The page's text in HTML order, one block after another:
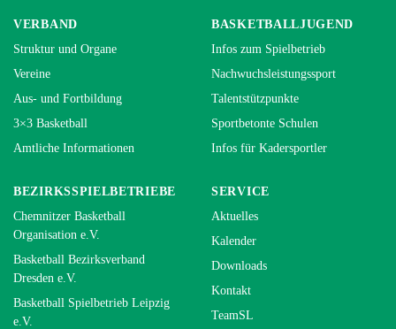
VERBAND
Struktur und Organe
Vereine
Aus- und Fortbildung
3×3 Basketball
Amtliche Informationen
BASKETBALLJUGEND
Infos zum Spielbetrieb
Nachwuchsleistungssport
Talentstützpunkte
Sportbetonte Schulen
Infos für Kadersportler
BEZIRKSSPIELBETRIEBE
Chemnitzer Basketball
Organisation e.V.
Basketball Bezirksverband
Dresden e.V.
Basketball Spielbetrieb Leipzig
e.V.
SERVICE
Aktuelles
Kalender
Downloads
Kontakt
TeamSL